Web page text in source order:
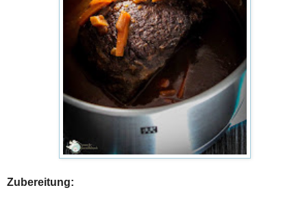
Zubereitung: